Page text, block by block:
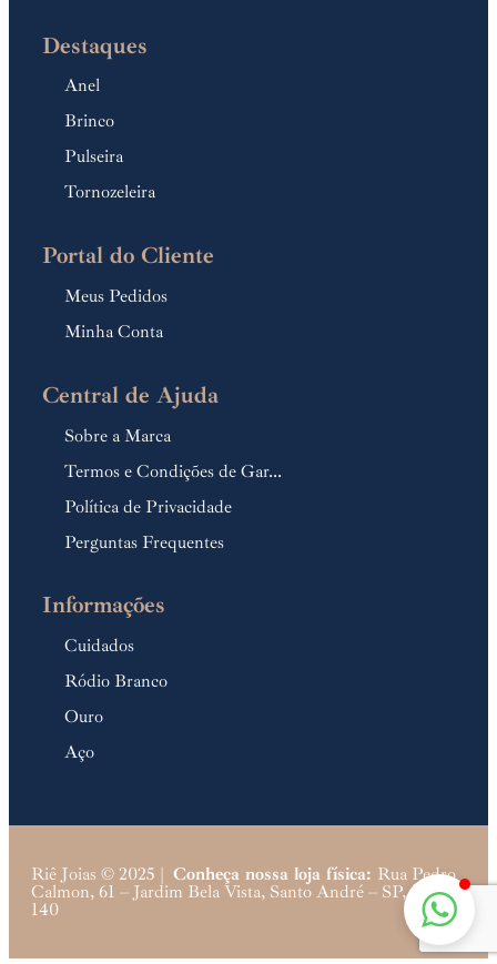
Destaques
Anel
Brinco
Pulseira
Tornozeleira
Portal do Cliente
Meus Pedidos
Minha Conta
Central de Ajuda
Sobre a Marca
Termos e Condições de Gar...
Política de Privacidade
Perguntas Frequentes
Informações
Cuidados
Ródio Branco
Ouro
Aço
Riê Joias © 2025 | Conheça nossa loja física: Rua Pedro
Calmon, 61 – Jardim Bela Vista, Santo André – SP, 09040-
140